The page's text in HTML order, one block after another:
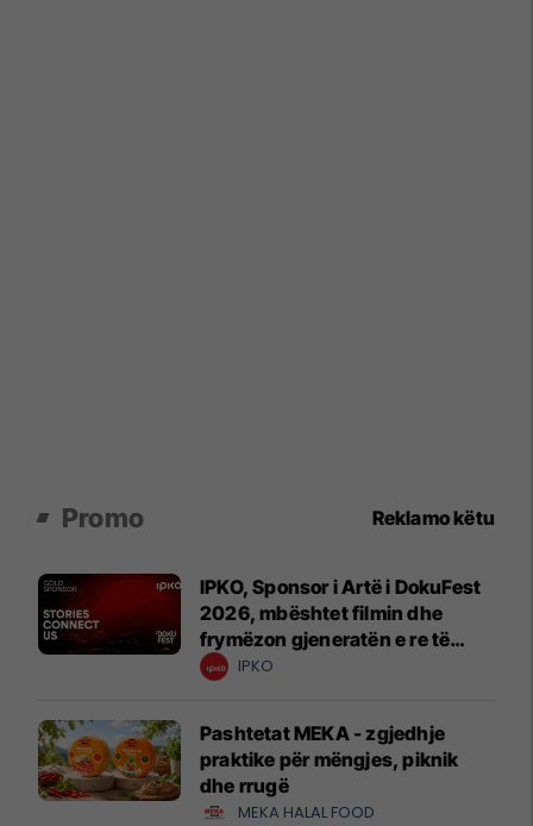
Promo Reklamo këtu
IPKO, Sponsor i Artë i DokuFest
2026, mbështet filmin dhe
frymëzon gjeneratën e re të
krijuesve
IPKO
Pashtetat MEKA - zgjedhje
praktike për mëngjes, piknik
dhe rrugë
MEKA HALAL FOOD